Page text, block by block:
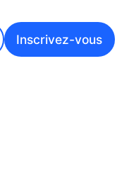
Inscrivez-vous